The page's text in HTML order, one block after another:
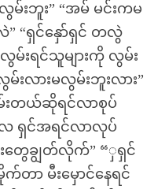
မ်းဘူး” “အမ် မင်းကမ
“ရှင်နှော်ရှင် တလွဲ
လွမ်းရင်သူများကို လွမ်း
းလားမလွမ်းဘူးလား”
းတယ်ဆိုရင်လာစုပ်
ေ ရှင်အရင်လာလုပ်
တွေချွတ်လိုက်” “ှရှင်
က်တာ မီးမှောင်နေရင်